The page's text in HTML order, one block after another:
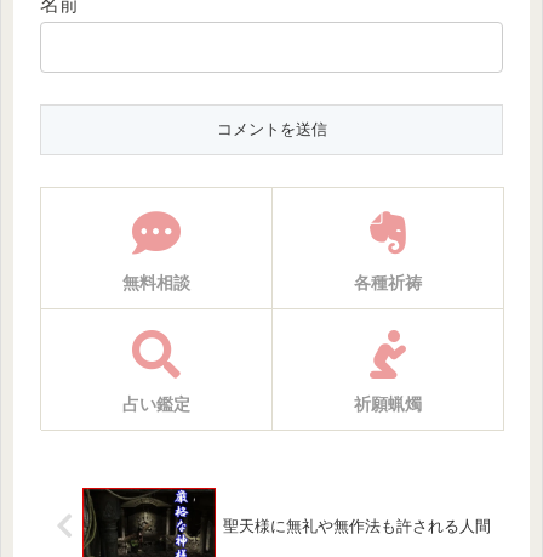
無料相談 各種祈祷
占い鑑定 祈願蝋燭
聖天様に無礼や無作法も許される人間